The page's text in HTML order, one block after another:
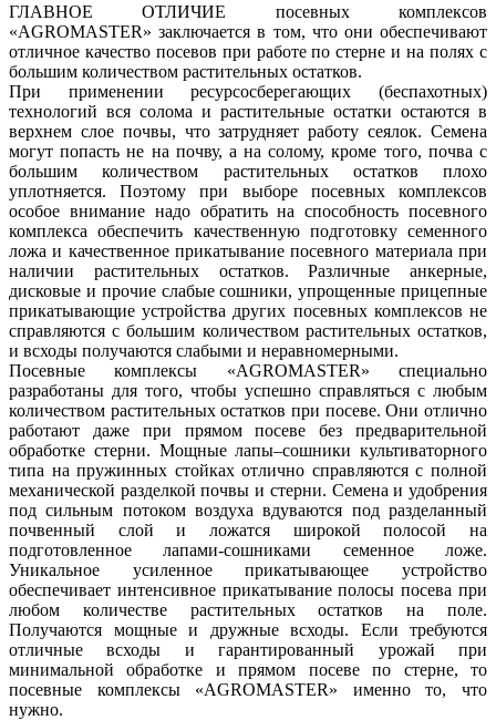
ГЛАВНОЕ ОТЛИЧИЕ посевных комплексов
«AGROMASTER» заключается в том, что они обеспечивают
отличное качество посевов при работе по стерне и на полях с
большим количеством растительных остатков.
При применении ресурсосберегающих (беспахотных)
технологий вся солома и растительные остатки остаются в
верхнем слое почвы, что затрудняет работу сеялок. Семена
могут попасть не на почву, а на солому, кроме того, почва с
большим количеством растительных остатков плохо
уплотняется. Поэтому при выборе посевных комплексов
особое внимание надо обратить на способность посевного
комплекса обеспечить качественную подготовку семенного
ложа и качественное прикатывание посевного материала при
наличии растительных остатков. Различные анкерные,
дисковые и прочие слабые сошники, упрощенные прицепные
прикатывающие устройства других посевных комплексов не
справляются с большим количеством растительных остатков,
и всходы получаются слабыми и неравномерными.
Посевные комплексы «AGROMASTER» специально
разработаны для того, чтобы успешно справляться с любым
количеством растительных остатков при посеве. Они отлично
работают даже при прямом посеве без предварительной
обработке стерни. Мощные лапы–сошники культиваторного
типа на пружинных стойках отлично справляются с полной
механической разделкой почвы и стерни. Семена и удобрения
под сильным потоком воздуха вдуваются под разделанный
почвенный слой и ложатся широкой полосой на
подготовленное лапами-сошниками семенное ложе.
Уникальное усиленное прикатывающее устройство
обеспечивает интенсивное прикатывание полосы посева при
любом количестве растительных остатков на поле.
Получаются мощные и дружные всходы. Если требуются
отличные всходы и гарантированный урожай при
минимальной обработке и прямом посеве по стерне, то
посевные комплексы «AGROMASTER» именно то, что
нужно.